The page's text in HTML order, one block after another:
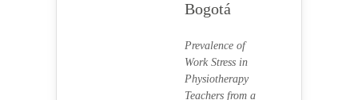
Bogotá
Prevalence of
Work Stress in
Physiotherapy
Teachers from a